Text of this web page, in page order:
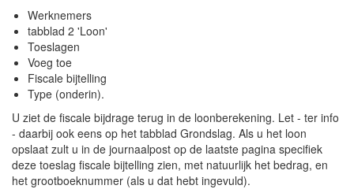
Werknemers
tabblad 2 'Loon'
Toeslagen
Voeg toe
Fiscale bijtelling
Type (onderin).
U ziet de fiscale bijdrage terug in de loonberekening. Let - ter info
- daarbij ook eens op het tabblad Grondslag. Als u het loon
opslaat zult u in de journaalpost op de laatste pagina specifiek
deze toeslag fiscale bijtelling zien, met natuurlijk het bedrag, en
het grootboeknummer (als u dat hebt ingevuld).